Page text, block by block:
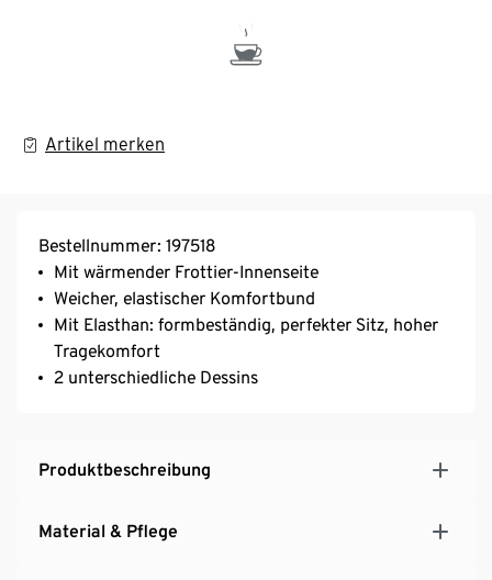
Artikel merken
Bestellnummer: 197518
Mit wärmender Frottier-Innenseite
Weicher, elastischer Komfortbund
Mit Elasthan: formbeständig, perfekter Sitz, hoher
Tragekomfort
2 unterschiedliche Dessins
Produktbeschreibung
Material & Pflege